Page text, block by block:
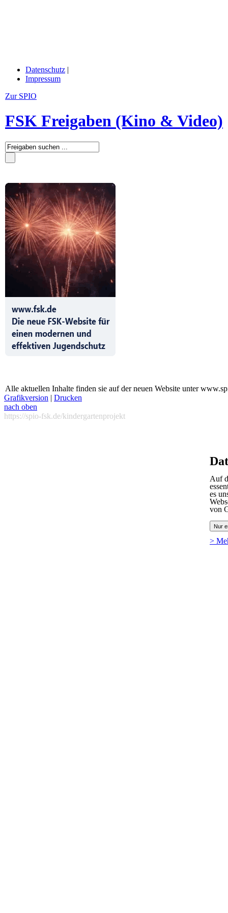
Auf
es
von
Nur
>
Datenschutz |
Impressum
Zur SPIO
FSK Freigaben (Kino & Video)
Alle aktuellen Inhalte finden sie auf der neuen Website unter
Grafikversion | Drucken
nach oben
https://spio-fsk.de/kindergartenprojekt